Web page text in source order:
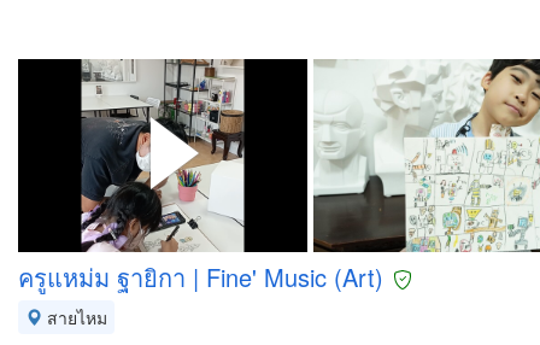
ครูแหม่ม ฐายิกา | Fine' Music (Art)
สายไหม